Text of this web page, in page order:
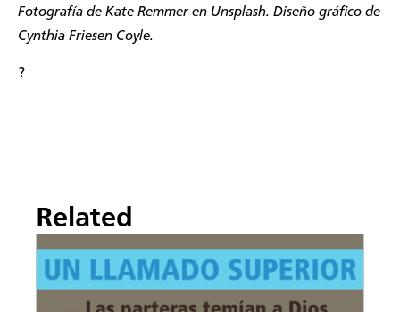
Fotografía de Kate Remmeren Unsplash. Diseño gráfico de
Cynthia Friesen Coyle.
?
Related